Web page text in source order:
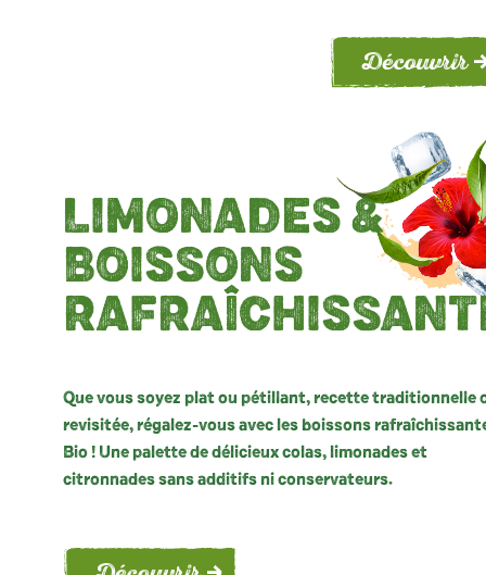
Découvrir
LIMONADES &
BOISSONS
Que vous soyez plat ou pétillant, recette traditionnelle
revisitée, régalez-vous avec les boissons
Bio ! Une palette de délicieux colas, limonades et
citronnades sans additifs ni conservateurs.